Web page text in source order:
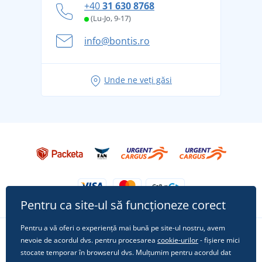
și în siguranță
Aventura de vară începe cu bagajul - pregătiți-vă
Tricoul preferat City în rol principal: ținute pentru
+4031 630 8768
(Lu-Jo, 9-17)
info@bontis.ro
Unde ne veți găsi
Urmărește-ne pe rețelele sociale
Pentru ca site-ul să funcționeze corect
Pentru a vă oferi o experiență mai bună pe site-ul nostru, avem
nevoie de acordul dvs. pentru procesarea cookie-urilor- fișiere mici
stocate temporar în browserul dvs. Mulțumim pentru acordul dat